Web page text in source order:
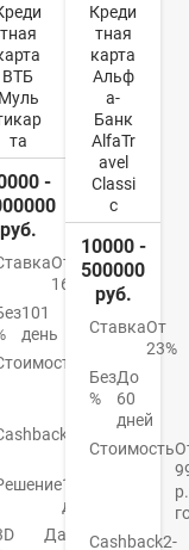
тная
ВТБ
Муль
та
-
руб.
От
16%
101
день
руб.
1
день
Да
Креди
тная
карта
Альф
а-
Банк
AlfaTr
avel
Classi
c
10000 -
500000
руб.
СтавкаОт
23%
Без
%
До
60
дней
Стоимость
Cashback2-